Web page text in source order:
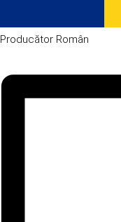
Producător Român